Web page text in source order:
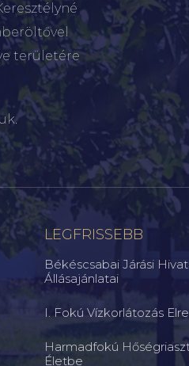
területére
LEGFRISSEBB
Békéscsabai Járási
Állásajánlatai
I. Fokú Vízkorlátozás
Harmadfokú
Életbe